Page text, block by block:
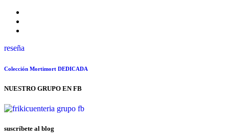
reseña
Colección Mortimort DEDICADA
NUESTRO GRUPO EN FB
suscríbete al blog